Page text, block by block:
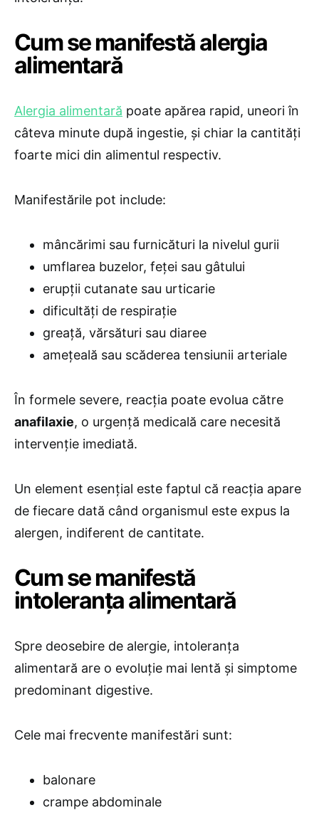
Cum se manifestă alergia
alimentară
Alergia alimentară poate apărea rapid, uneori în
câteva minute după ingestie, și chiar la cantități
foarte mici din alimentul respectiv.
Manifestările pot include:
mâncărimi sau furnicături la nivelul gurii
umflarea buzelor, feței sau gâtului
erupții cutanate sau urticarie
dificultăți de respirație
greață, vărsături sau diaree
amețeală sau scăderea tensiunii arteriale
În formele severe, reacția poate evolua către
anafilaxie, o urgență medicală care necesită
intervenție imediată.
Un element esențial este faptul că reacția apare
de fiecare dată când organismul este expus la
alergen, indiferent de cantitate.
Cum se manifestă
intoleranța alimentară
Spre deosebire de alergie, intoleranța
alimentară are o evoluție mai lentă și simptome
predominant digestive.
Cele mai frecvente manifestări sunt:
balonare
crampe abdominale